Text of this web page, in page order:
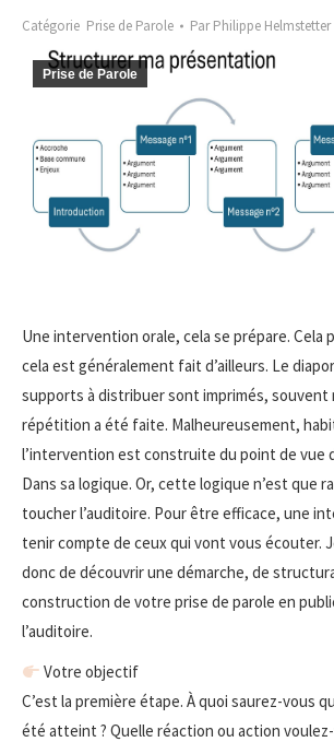
Catégorie Prise de Parole ParPhilippe Helmstetter
Prise de Parole
Une intervention orale, cela se prépare. Cela
cela est généralement fait d’ailleurs. Le
supports à distribuer sont imprimés, souvent
répétition a été faite. Malheureusement,
l’intervention est construite du point de vue
Dans sa logique. Or, cette logique n’est que
toucher l’auditoire. Pour être efficace, une
tenir compte de ceux qui vont vous écouter.
donc de découvrir une démarche, de
construction de votre prise de parole en
l’auditoire.
Votre objectif
C’est la première étape. À quoi saurez-vous
été atteint ? Quelle réaction ou action